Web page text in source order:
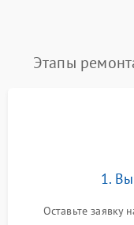
Этапы
1. Вы
Оставьте заявку